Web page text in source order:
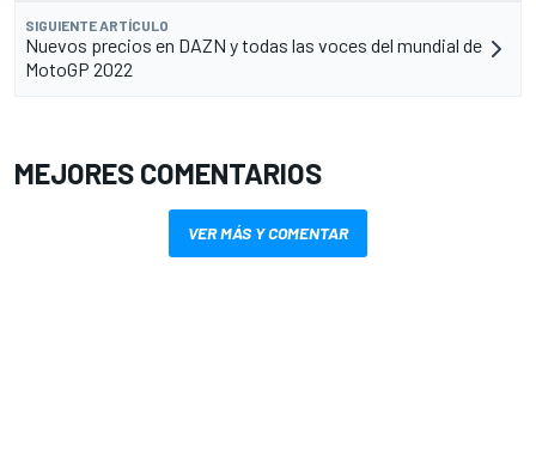
SIGUIENTE ARTÍCULO
Nuevos precios en DAZN y todas las voces del mundial de
MotoGP 2022
MEJORES COMENTARIOS
VER MÁS Y COMENTAR